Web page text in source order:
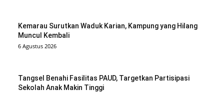
Kemarau Surutkan Waduk Karian, Kampung yang Hilang
Muncul Kembali
6 Agustus 2026
Tangsel Benahi Fasilitas PAUD, Targetkan Partisipasi
Sekolah Anak Makin Tinggi